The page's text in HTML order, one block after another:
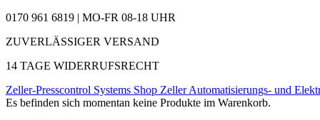
0170 961 6819 | MO-FR 08-18 UHR
ZUVERLÄSSIGER VERSAND
14 TAGE WIDERRUFSRECHT
Zeller-Presscontrol Systems Shop Zeller Automatisierungs- und
Es befinden sich momentan keine Produkte im Warenkorb.